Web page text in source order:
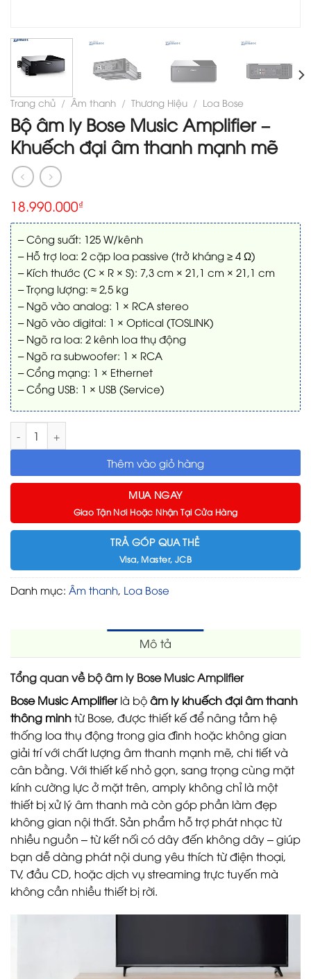
Trang chủ / Âm thanh / Thương Hiệu / Loa Bose
Bộ âm ly Bose Music Amplifier –
Khuếch đại âm thanh mạnh mẽ
18.990.000₫
– Công suất: 125 W/kênh
– Hỗ trợ loa: 2 cặp loa passive (trở kháng ≥ 4 Ω)
– Kích thước (C × R × S): 7,3 cm × 21,1 cm × 21,1 cm
– Trọng lượng: ≈ 2,5 kg
– Ngõ vào analog: 1 × RCA stereo
– Ngõ vào digital: 1 × Optical (TOSLINK)
– Ngõ ra loa: 2 kênh loa thụ động
– Ngõ ra subwoofer: 1 × RCA
– Cổng mạng: 1 × Ethernet
– Cổng USB: 1 × USB (Service)
Bộ âm ly Bose Music Amplifier – Khuếch đại âm thanh mạnh
Thêm vào giỏ hàng
MUA NGAY
Giao Tận Nơi Hoặc Nhận Tại Cửa Hàng
TRẢ GÓP QUA THẺ
Visa, Master, JCB
Danh mục: Âm thanh Loa Bose
Mô tả
Tổng quan về bộ âm ly Bose Music Amplifier
Bose Music Amplifierlà bộâm ly khuếch đại âm thanh
thông minhtừ Bose, được thiết kế để nâng tầm hệ
thống loa thụ động trong gia đình hoặc không gian
giải trí với chất lượng âm thanh mạnh mẽ, chi tiết và
cân bằng. Với thiết kế nhỏ gọn, sang trọng cùng mặt
kính cường lực ở mặt trên, amply không chỉ là một
thiết bị xử lý âm thanh mà còn góp phần làm đẹp
không gian nội thất. Sản phẩm hỗ trợ phát nhạc từ
nhiều nguồn – từ kết nối có dây đến không dây – giúp
bạn dễ dàng phát nội dung yêu thích từ điện thoại,
TV, đầu CD, hoặc dịch vụ streaming trực tuyến mà
không cần nhiều thiết bị rời.